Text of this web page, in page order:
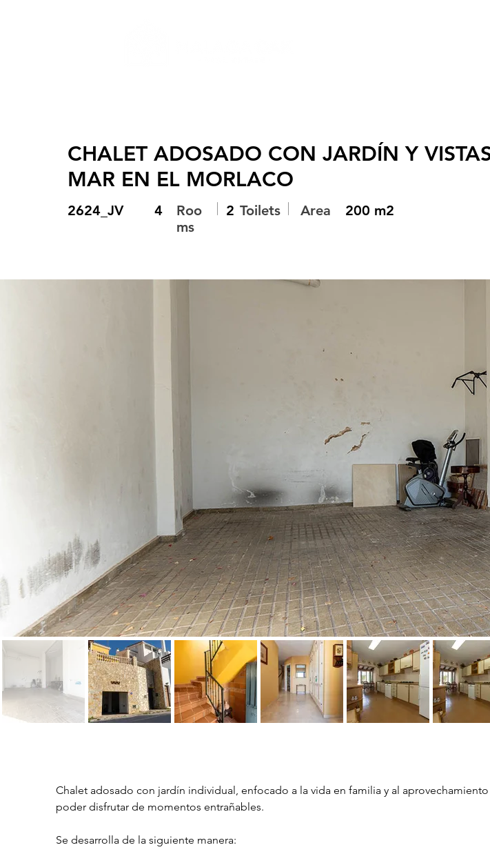
2624_JV 4
Roo
ms
2
| Toilets | Area 200 m2
CHALET ADOSADO CON JARDÍN Y
MAR EN EL MORLACO
Chalet adosado con jardín individual, enfocado a la vida en familia y al
poder disfrutar de momentos entrañables.
Se desarrolla de la siguiente manera: